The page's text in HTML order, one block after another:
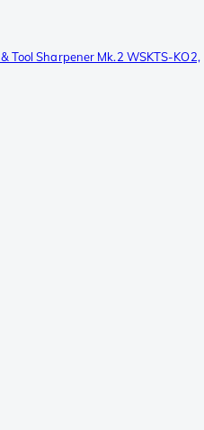
Tool Sharpener Mk.2 WSKTS-KO2,